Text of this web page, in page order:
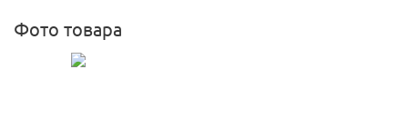
Фото товара